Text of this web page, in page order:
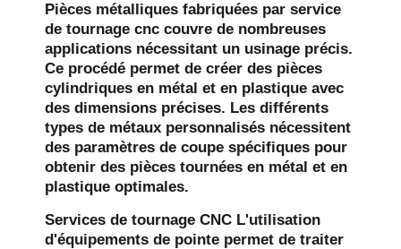
Pièces métalliques fabriquées par service
de tournage cnc couvre de nombreuses
applications nécessitant un usinage précis.
Ce procédé permet de créer des pièces
cylindriques en métal et en plastique avec
des dimensions précises. Les différents
types de métaux personnalisés nécessitent
des paramètres de coupe spécifiques pour
obtenir des pièces tournées en métal et en
plastique optimales.
Services de tournage CNC L'utilisation
d'équipements de pointe permet de traiter